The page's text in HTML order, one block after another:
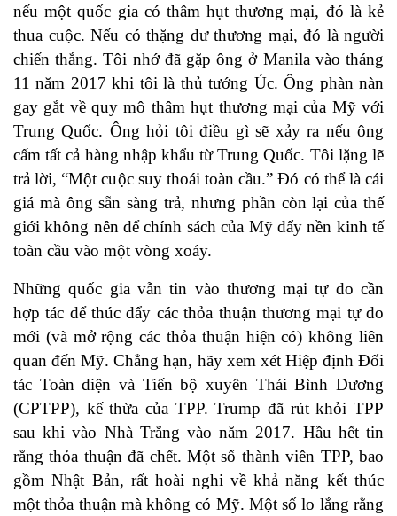
nếu một quốc gia có thâm hụt thương mại, đó là kẻ
thua cuộc. Nếu có thặng dư thương mại, đó là người
chiến thắng. Tôi nhớ đã gặp ông ở Manila vào tháng
11 năm 2017 khi tôi là thủ tướng Úc. Ông phàn nàn
gay gắt về quy mô thâm hụt thương mại của Mỹ với
Trung Quốc. Ông hỏi tôi điều gì sẽ xảy ra nếu ông
cấm tất cả hàng nhập khẩu từ Trung Quốc. Tôi lặng lẽ
trả lời, “Một cuộc suy thoái toàn cầu.” Đó có thể là cái
giá mà ông sẵn sàng trả, nhưng phần còn lại của thế
giới không nên để chính sách của Mỹ đẩy nền kinh tế
toàn cầu vào một vòng xoáy.
Những quốc gia vẫn tin vào thương mại tự do cần
hợp tác để thúc đẩy các thỏa thuận thương mại tự do
mới (và mở rộng các thỏa thuận hiện có) không liên
quan đến Mỹ. Chẳng hạn, hãy xem xét Hiệp định Đối
tác Toàn diện và Tiến bộ xuyên Thái Bình Dương
(CPTPP), kế thừa của TPP. Trump đã rút khỏi TPP
sau khi vào Nhà Trắng vào năm 2017. Hầu hết tin
rằng thỏa thuận đã chết. Một số thành viên TPP, bao
gồm Nhật Bản, rất hoài nghi về khả năng kết thúc
một thỏa thuận mà không có Mỹ. Một số lo lắng rằng